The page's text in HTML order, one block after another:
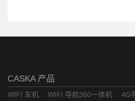
CASKA 产品
WIFI 车机 WIFI 导航360一体机
4G